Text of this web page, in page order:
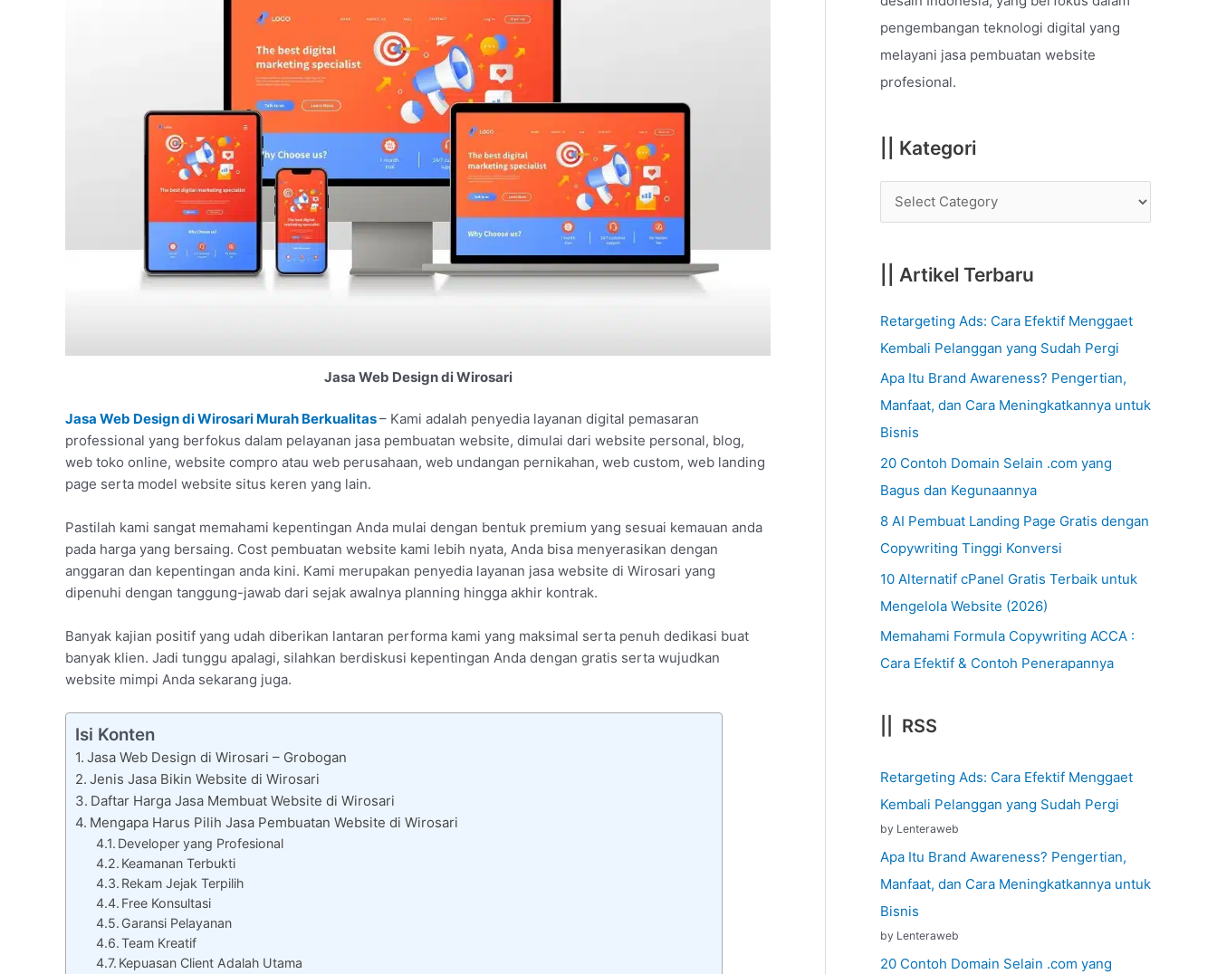
Jasa Web Design di Wirosari
Jasa Web Design di Wirosari Murah Berkualitas– Kami adalah penyedia layanan digital pemasaran
professional yang berfokus dalam pelayanan jasa pembuatan website, dimulai dari website personal, blog,
web toko online, website compro atau web perusahaan, web undangan pernikahan, web custom, web landing
page serta model website situs keren yang lain.
Pastilah kami sangat memahami kepentingan Anda mulai dengan bentuk premium yang sesuai kemauan anda
pada harga yang bersaing. Cost pembuatan website kami lebih nyata, Anda bisa menyerasikan dengan
anggaran dan kepentingan anda kini. Kami merupakan penyedia layanan jasa website di Wirosari yang
dipenuhi dengan tanggung-jawab dari sejak awalnya planning hingga akhir kontrak.
Banyak kajian positif yang udah diberikan lantaran performa kami yang maksimal serta penuh dedikasi buat
banyak klien. Jadi tunggu apalagi, silahkan berdiskusi kepentingan Anda dengan gratis serta wujudkan
website mimpi Anda sekarang juga.
Isi Konten
Jasa Web Design di Wirosari – Grobogan
Jenis Jasa Bikin Website di Wirosari
Daftar Harga Jasa Membuat Website di Wirosari
Mengapa Harus Pilih Jasa Pembuatan Website di Wirosari
Developer yang Profesional
Keamanan Terbukti
Rekam Jejak Terpilih
Free Konsultasi
Garansi Pelayanan
Team Kreatif
Kepuasan Client Adalah Utama
o
r
:
pengembangan teknologi digital yang
melayani jasa pembuatan website
profesional.
|| Kategori
|| Artikel Terbaru
Retargeting Ads: Cara Efektif Menggaet
Kembali Pelanggan yang Sudah Pergi
Apa Itu Brand Awareness? Pengertian,
Manfaat, dan Cara Meningkatkannya untuk
Bisnis
20 Contoh Domain Selain .com yang
Bagus dan Kegunaannya
8 AI Pembuat Landing Page Gratis dengan
Copywriting Tinggi Konversi
10 Alternatif cPanel Gratis Terbaik untuk
Mengelola Website (2026)
Memahami Formula Copywriting ACCA :
Cara Efektif & Contoh Penerapannya
|| RSS
Retargeting Ads: Cara Efektif Menggaet
Kembali Pelanggan yang Sudah Pergi
by Lenteraweb
Apa Itu Brand Awareness? Pengertian,
Manfaat, dan Cara Meningkatkannya untuk
Bisnis
by Lenteraweb
20 Contoh Domain Selain .com yang